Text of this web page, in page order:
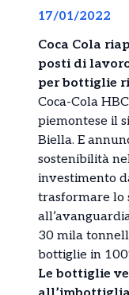
17/01/2022
Coca Cola
posti di
per bottiglie
Coca-Cola
piemontese il
Biella. E
sostenibilità
investimento
trasformare lo
30 mila
bottiglie in
Le bottiglie